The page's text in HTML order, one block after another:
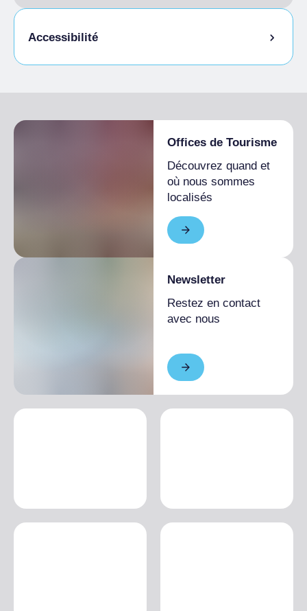
Accessibilité
Offices de Tourisme
Découvrez quand et
où nous sommes
localisés
Newsletter
Restez en contact
avec nous